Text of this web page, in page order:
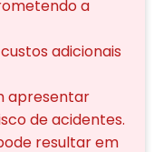
a
adicionais
apresentar
de acidentes.
resultar em